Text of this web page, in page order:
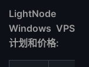
LightNode
Windows VPS
计划和价格: